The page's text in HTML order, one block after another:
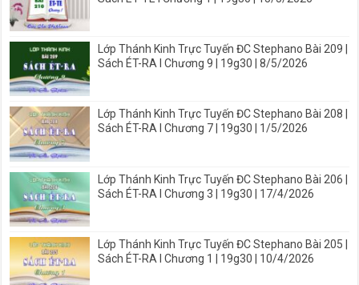
Lớp Thánh Kinh Trực Tuyến ĐC Stephano Bài 209 |
Sách ÉT-RA I Chương 9 | 19g30 | 8/5/2026
Lớp Thánh Kinh Trực Tuyến ĐC Stephano Bài 208 |
Sách ÉT-RA I Chương 7 | 19g30 | 1/5/2026
Lớp Thánh Kinh Trực Tuyến ĐC Stephano Bài 206 |
Sách ÉT-RA I Chương 3 | 19g30 | 17/4/2026
Lớp Thánh Kinh Trực Tuyến ĐC Stephano Bài 205 |
Sách ÉT-RA I Chương 1 | 19g30 | 10/4/2026